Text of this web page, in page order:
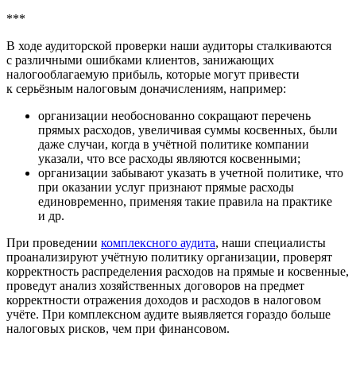
***
В ходе аудиторской проверки наши аудиторы сталкиваются
с различными ошибками клиентов, занижающих
налогооблагаемую прибыль, которые могут привести
к серьёзным налоговым доначислениям, например:
организации необоснованно сокращают перечень
прямых расходов, увеличивая суммы косвенных, были
даже случаи, когда в учётной политике компании
указали, что все расходы являются косвенными;
организации забывают указать в учетной политике, что
при оказании услуг признают прямые расходы
единовременно, применяя такие правила на практике
и др.
При проведении комплексного аудита, наши специалисты
проанализируют учётную политику организации, проверят
корректность распределения расходов на прямые и косвенные,
проведут анализ хозяйственных договоров на предмет
корректности отражения доходов и расходов в налоговом
учёте. При комплексном аудите выявляется гораздо больше
налоговых рисков, чем при финансовом.